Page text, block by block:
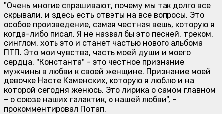
"Очень многие спрашивают, почему мы так долго все
скрывали, и здесь есть ответы на все вопросы. Это
особое произведение, самая честная вещь, которую я
когда-либо писал. Я не назвал бы это песней, треком,
синглом, хоть это и станет частью нового альбома
ПТП. Это мои чувства, часть моей души и моего
сердца. "Константа" - это честное признание
мужчины в любви к своей женщине. Признание моей
девочке Насте Каменских, которую я люблю и на
которой сегодня женюсь. Это лирика о самом главном
– о союзе наших галактик, о нашей любви", -
прокомментировал Потап.